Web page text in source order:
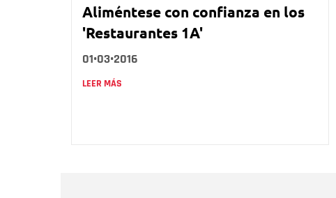
Aliméntese con confianza en los
'Restaurantes 1A'
01•03•2016
LEER MÁS